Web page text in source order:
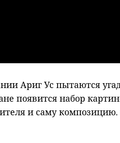
Ариг Ус пытаются
появится набор
и саму композицию.